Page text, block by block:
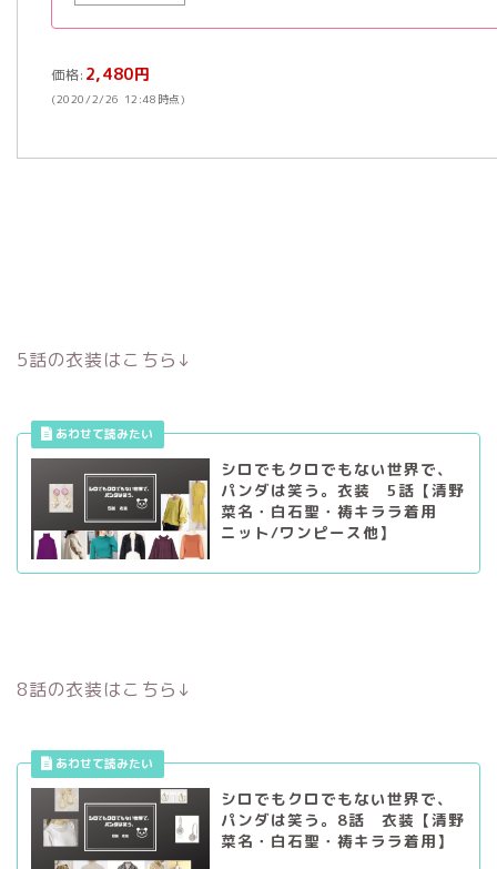
価格: 2,480円
(2020/2/26 12:48時点)
5話の衣装はこちら↓
シロでもクロでもない世界で、
パンダは笑う。衣装 5話【清野
菜名・白石聖・祷キララ着用
ニット/ワンピース他】
8話の衣装はこちら↓
シロでもクロでもない世界で、
パンダは笑う。8話 衣装【清野
菜名・白石聖・祷キララ着用】